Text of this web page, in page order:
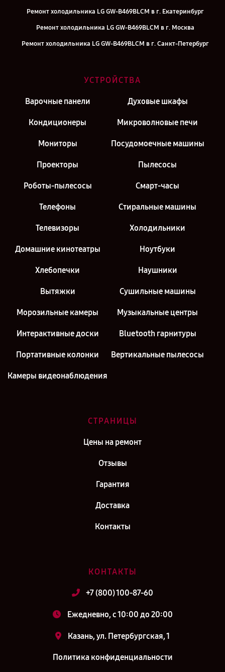
Ремонт холодильника LG GW-B469BLCM в г. Екатеринбург
Ремонт холодильника LG GW-B469BLCM в г. Москва
Ремонт холодильника LG GW-B469BLCM в г. Санкт-Петербург
УСТРОЙСТВА
Варочные панели Духовые шкафы
Кондиционеры Микроволновые печи
Мониторы Посудомоечные машины
Проекторы Пылесосы
Роботы-пылесосы Смарт-часы
Телефоны Стиральные машины
Телевизоры Холодильники
Домашние кинотеатры Ноутбуки
Хлебопечки Наушники
Вытяжки Сушильные машины
Морозильные камеры Музыкальные центры
Интерактивные доски Bluetooth гарнитуры
Портативные колонки Вертикальные пылесосы
Камеры видеонаблюдения
СТРАНИЦЫ
Цены на ремонт
Отзывы
Гарантия
Доставка
Контакты
КОНТАКТЫ
+7 (800) 100-87-60
Ежедневно, с 10:00 до 20:00
Казань, ул. Петербургская, 1
Политика конфиденциальности